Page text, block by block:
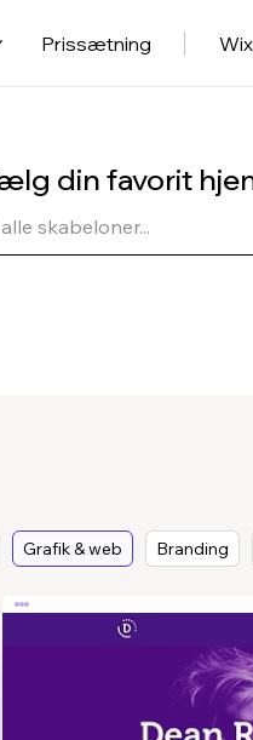
Prissætning
din favorit
Grafik & web Branding